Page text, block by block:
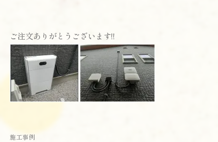
ご注文ありがとうございます!!
施工事例